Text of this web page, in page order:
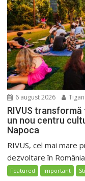
6 august 2026
RIVUS
un nou centru
Napoca
RIVUS, cel mai mare
dezvoltare în
Featured Important